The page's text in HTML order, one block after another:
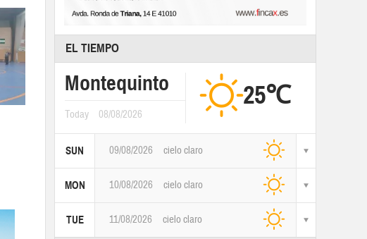
EL TIEMPO
Montequinto
Today 08/08/2026
25℃
SUN 09/08/2026 cielo claro
MON 10/08/2026 cielo claro
TUE 11/08/2026 cielo claro